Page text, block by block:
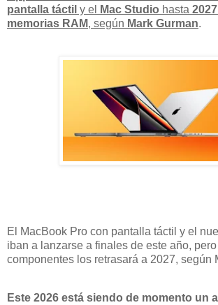
pantalla táctil y el Mac Studio hasta 2027
memorias RAM, según Mark Gurman.
El MacBook Pro con pantalla táctil y el
iban a lanzarse a finales de este año,
componentes los retrasará a 2027, según
Este 2026 está siendo de momento un